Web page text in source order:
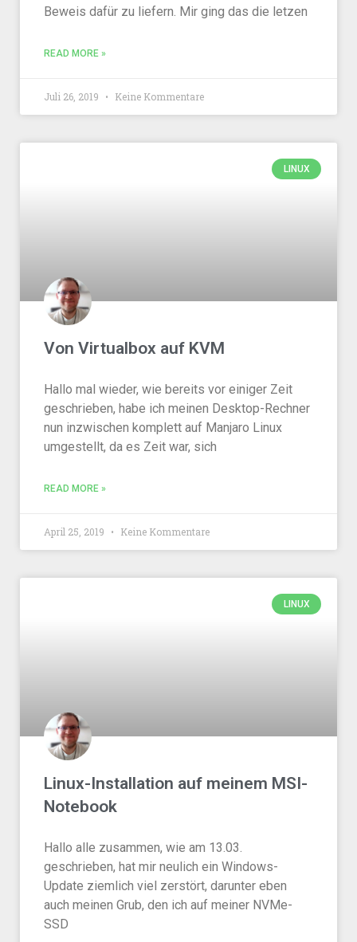
Beweis dafür zu liefern. Mir ging das die letzen
READ MORE »
Juli 26, 2019 Keine Kommentare
LINUX
Von Virtualbox auf KVM
Hallo mal wieder, wie bereits vor einiger Zeit
geschrieben, habe ich meinen Desktop-Rechner
nun inzwischen komplett auf Manjaro Linux
umgestellt, da es Zeit war, sich
READ MORE »
April 25, 2019 Keine Kommentare
LINUX
Linux-Installation auf meinem MSI-
Notebook
Hallo alle zusammen, wie am 13.03.
geschrieben, hat mir neulich ein Windows-
Update ziemlich viel zerstört, darunter eben
auch meinen Grub, den ich auf meiner NVMe-
SSD